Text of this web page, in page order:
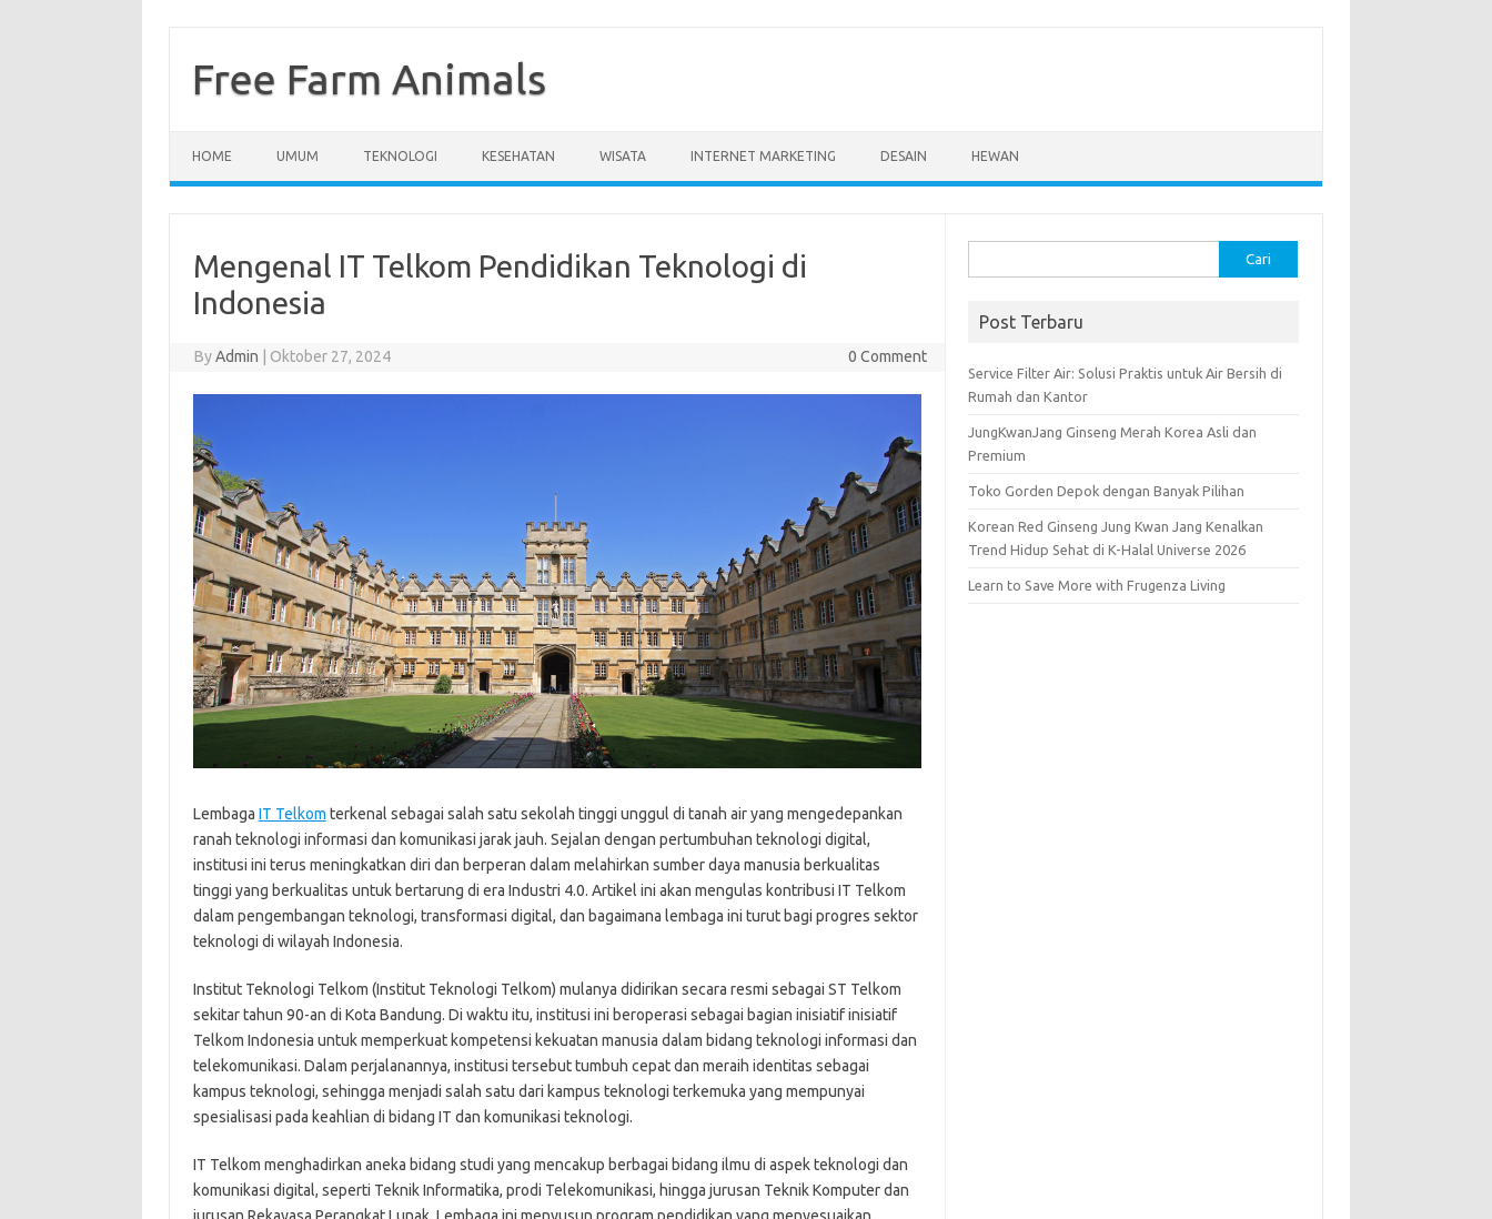
contentFree Farm Animals
HOME UMUM TEKNOLOGI KESEHATAN WISATA INTERNET MARKETING DESAIN HEWAN
Mengenal IT Telkom Pendidikan Teknologi di
Indonesia
ByAdmin Oktober 27, 2024 0 Comment
Lembaga IT Telkom terkenal sebagai salah satu sekolah tinggi unggul di tanah air yang mengedepankan
ranah teknologi informasi dan komunikasi jarak jauh. Sejalan dengan pertumbuhan teknologi digital,
institusi ini terus meningkatkan diri dan berperan dalam melahirkan sumber daya manusia berkualitas
tinggi yang berkualitas untuk bertarung di era Industri 4.0. Artikel ini akan mengulas kontribusi IT Telkom
dalam pengembangan teknologi, transformasi digital, dan bagaimana lembaga ini turut bagi progres sektor
teknologi di wilayah Indonesia.
Institut Teknologi Telkom (Institut Teknologi Telkom) mulanya didirikan secara resmi sebagai ST Telkom
sekitar tahun 90-an di Kota Bandung. Di waktu itu, institusi ini beroperasi sebagai bagian inisiatif inisiatif
Telkom Indonesia untuk memperkuat kompetensi kekuatan manusia dalam bidang teknologi informasi dan
telekomunikasi. Dalam perjalanannya, institusi tersebut tumbuh cepat dan meraih identitas sebagai
kampus teknologi, sehingga menjadi salah satu dari kampus teknologi terkemuka yang mempunyai
spesialisasi pada keahlian di bidang IT dan komunikasi teknologi.
IT Telkom menghadirkan aneka bidang studi yang mencakup berbagai bidang ilmu di aspek teknologi dan
komunikasi digital, seperti Teknik Informatika, prodi Telekomunikasi, hingga jurusan Teknik Komputer dan
untuk:
Post Terbaru
Service Filter Air: Solusi Praktis untuk Air Bersih di
Rumah dan Kantor
JungKwanJang Ginseng Merah Korea Asli dan
Premium
Toko Gorden Depok dengan Banyak Pilihan
Korean Red Ginseng Jung Kwan Jang Kenalkan
Trend Hidup Sehat di K-Halal Universe 2026
Learn to Save More with Frugenza Living